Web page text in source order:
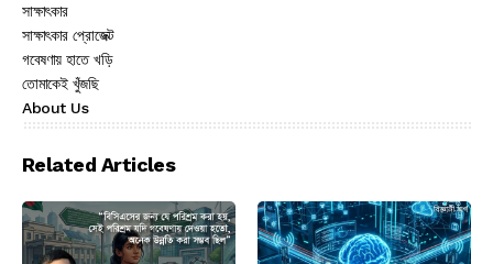
সাক্ষাৎকার
সাক্ষাৎকার প্রোজেক্ট
গবেষণায় হাতে খড়ি
তোমাকেই খুঁজছি
About Us
Related Articles